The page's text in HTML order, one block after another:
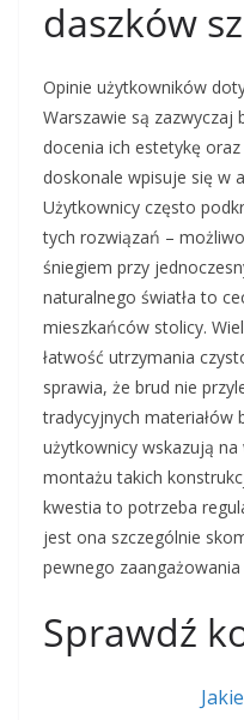
daszków
Opinie użytkowników
Warszawie są zazwyczaj
docenia ich estetykę
doskonale wpisuje się w
Użytkownicy często
tych rozwiązań –
śniegiem przy
naturalnego światła to
mieszkańców stolicy.
łatwość utrzymania
sprawia, że brud nie
tradycyjnych materiałów
użytkownicy wskazują
montażu takich
kwestia to potrzeba
jest ona szczególnie
pewnego
Sprawdź